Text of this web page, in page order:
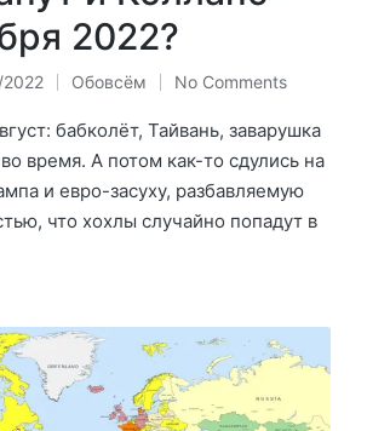
2022?
Posted
in
Обовсём No Comments
бабколёт, Тайвань, заварушка
время. А потом как-то сдулись на
и евро-засуху, разбавляемую
что хохлы случайно попадут в